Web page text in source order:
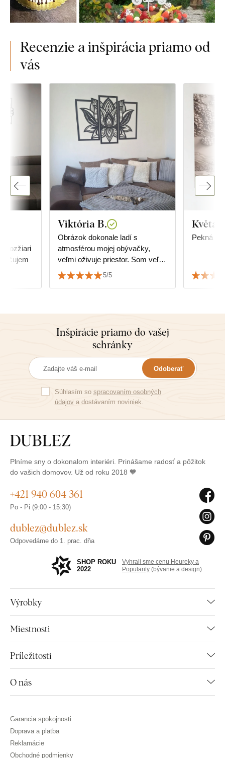
Recenzie a inšpirácia priamo od
vás
rozžiari
Viktória B.
Obrázok dokonale ladí s
atmosférou mojej obývačky,
veľmi oživuje priestor. Som veľmi
spokojný s kvalitou aj so
službami.
5/5
Květa
Pekná
Inšpirácie priamo do vašej
schránky
Odoberať
Súhlasím so spracovaním osobných
údajova dostávaním noviniek.
Plníme sny o dokonalom interiéri. Prinášame radosť a pôžitok
do vašich domovov. Už od roku 2018 🧡
Výrobky
Miestnosti
Príležitosti
O nás
+421 940 604 361
Po - Pi (9:00 - 15:30)
dublez@dublez.sk
Odpovedáme do 1. prac. dňa
SHOP ROKU
2022
Vyhrali sme cenu Heureky a
Popularity (bývanie a design)
Garancia spokojnosti
Doprava a platba
Reklamácie
Obchodné podmienky